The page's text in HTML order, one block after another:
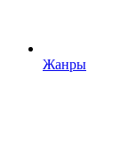
Жанры